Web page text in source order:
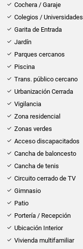
Cochera / Garaje
Colegios / Universidades
Garita de Entrada
Jardín
Parques cercanos
Piscina
Trans. público cercano
Urbanización Cerrada
Vigilancia
Zona residencial
Zonas verdes
Acceso discapacitados
Cancha de baloncesto
Cancha de tenis
Circuito cerrado de TV
Gimnasio
Patio
Portería / Recepción
Ubicación Interior
Vivienda multifamiliar